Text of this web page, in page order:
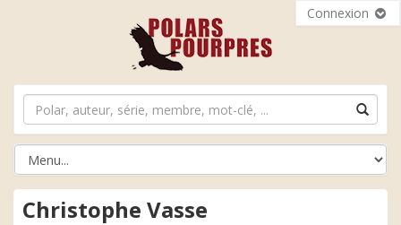
Connexion
Christophe Vasse